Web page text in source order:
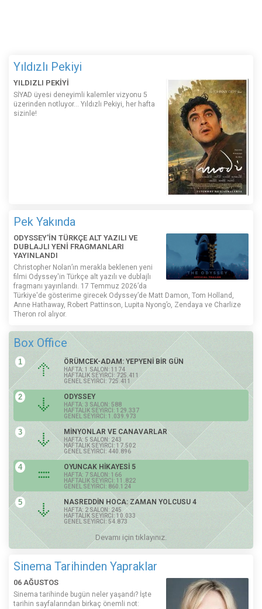
Yıldızlı Pekiyi
YILDIZLI PEKİYİ
SİYAD üyesi deneyimli kalemler vizyonu 5
üzerinden notluyor... Yıldızlı Pekiyi, her hafta
sizinle!
Pek Yakında
ODYSSEY'İN TÜRKÇE ALT YAZILI VE
DUBLAJLI YENİ FRAGMANLARI
YAYINLANDI
Christopher Nolan’ın merakla beklenen yeni
filmi Odyssey'in Türkçe alt yazılı ve dublajlı
fragmanı yayınlandı. 17 Temmuz 2026’da
Türkiye'de gösterime girecek Odyssey’de Matt Damon, Tom Holland,
Anne Hathaway, Robert Pattinson, Lupita Nyong’o, Zendaya ve Charlize
Theron rol alıyor.
Box Office
1 ÖRÜMCEK-ADAM: YEPYENİ BİR GÜN
HAFTA: 1 SALON: 1174
HAFTALIK SEYİRCİ: 725.411
GENEL SEYİRCİ: 725.411
2 ODYSSEY
HAFTA: 3 SALON: 588
HAFTALIK SEYİRCİ: 129.337
GENEL SEYİRCİ: 1.039.973
3 MİNYONLAR VE CANAVARLAR
HAFTA: 5 SALON: 243
HAFTALIK SEYİRCİ: 17.502
GENEL SEYİRCİ: 440.896
4 OYUNCAK HİKAYESİ 5
HAFTA: 7 SALON: 166
HAFTALIK SEYİRCİ: 11.822
GENEL SEYİRCİ: 860.124
5 NASREDDİN HOCA: ZAMAN YOLCUSU 4
HAFTA: 2 SALON: 245
HAFTALIK SEYİRCİ: 10.033
GENEL SEYİRCİ: 54.873
Devamı için tıklayınız.
Sinema Tarihinden Yapraklar
06 AĞUSTOS
Sinema tarihinde bugün neler yaşandı? İşte
tarihin sayfalarından birkaç önemli not: